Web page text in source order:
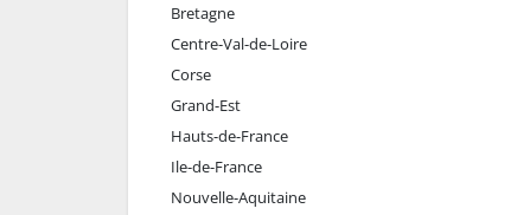
Bretagne
Centre-Val-de-Loire
Corse
Grand-Est
Hauts-de-France
Ile-de-France
Nouvelle-Aquitaine